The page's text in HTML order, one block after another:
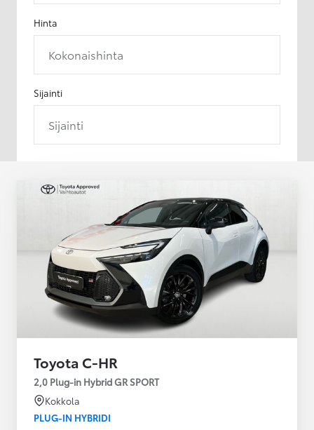
Hinta
Kokonaishinta
Sijainti
Sijainti
Toyota C-HR
2,0 Plug-in Hybrid GR SPORT
Kokkola
PLUG-IN HYBRIDI